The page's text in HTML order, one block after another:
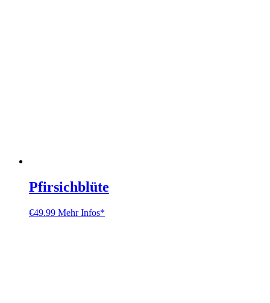
Pfirsichblüte
€49.99 Mehr Infos*